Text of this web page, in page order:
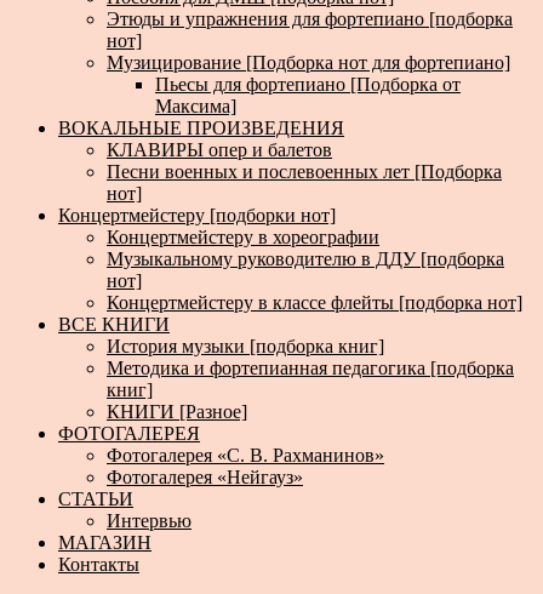
Этюды и упражнения для фортепиано [подборка
нот]
Музицирование [Подборка нот для фортепиано]
Пьесы для фортепиано [Подборка от
Максима]
ВОКАЛЬНЫЕ ПРОИЗВЕДЕНИЯ
КЛАВИРЫ опер и балетов
Песни военных и послевоенных лет [Подборка
нот]
Концертмейстеру [подборки нот]
Концертмейстеру в хореографии
Музыкальному руководителю в ДДУ [подборка
нот]
Концертмейстеру в классе флейты [подборка нот]
ВСЕ КНИГИ
История музыки [подборка книг]
Методика и фортепианная педагогика [подборка
книг]
КНИГИ [Разное]
ФОТОГАЛЕРЕЯ
Фотогалерея «С. В. Рахманинов»
Фотогалерея «Нейгауз»
СТАТЬИ
Интервью
МАГАЗИН
Контакты